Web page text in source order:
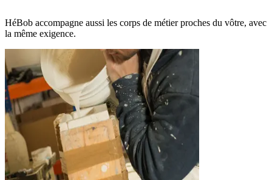
HéBob accompagne aussi les corps de métier proches du vôtre, avec
la même exigence.